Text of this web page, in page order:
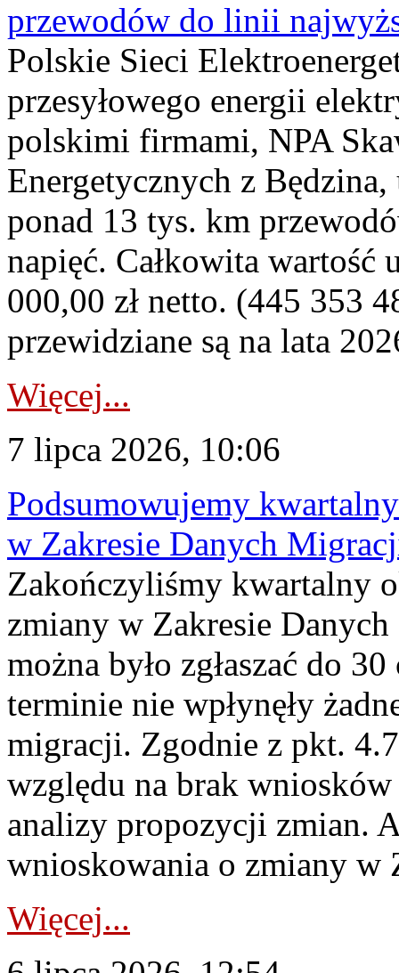
przewodów do linii
Polskie Sieci
przesyłowego energii
polskimi firmami, NPA
Energetycznych z
ponad 13 tys. km
napięć. Całkowita
000,00 zł netto. (445 353
przewidziane są na lata
Więcej...
7 lipca 2026, 10:06
Podsumowujemy
w Zakresie Danych
Zakończyliśmy kwartalny
zmiany w Zakresie
można było zgłaszać do
terminie nie wpłynęły
migracji. Zgodnie z pkt.
względu na brak
analizy propozycji zmian.
wnioskowania o zmiany w
Więcej...